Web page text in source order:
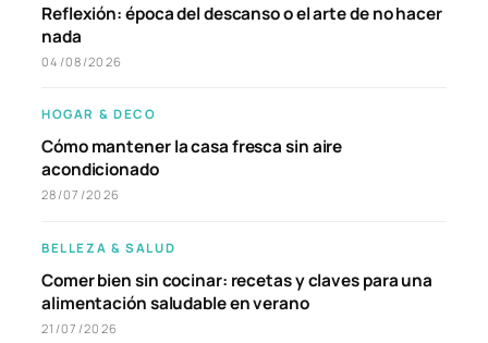
Reflexión: época del descanso o el arte de no hacer
nada
04/08/2026
HOGAR & DECO
Cómo mantener la casa fresca sin aire
acondicionado
28/07/2026
BELLEZA & SALUD
Comer bien sin cocinar: recetas y claves para una
alimentación saludable en verano
21/07/2026